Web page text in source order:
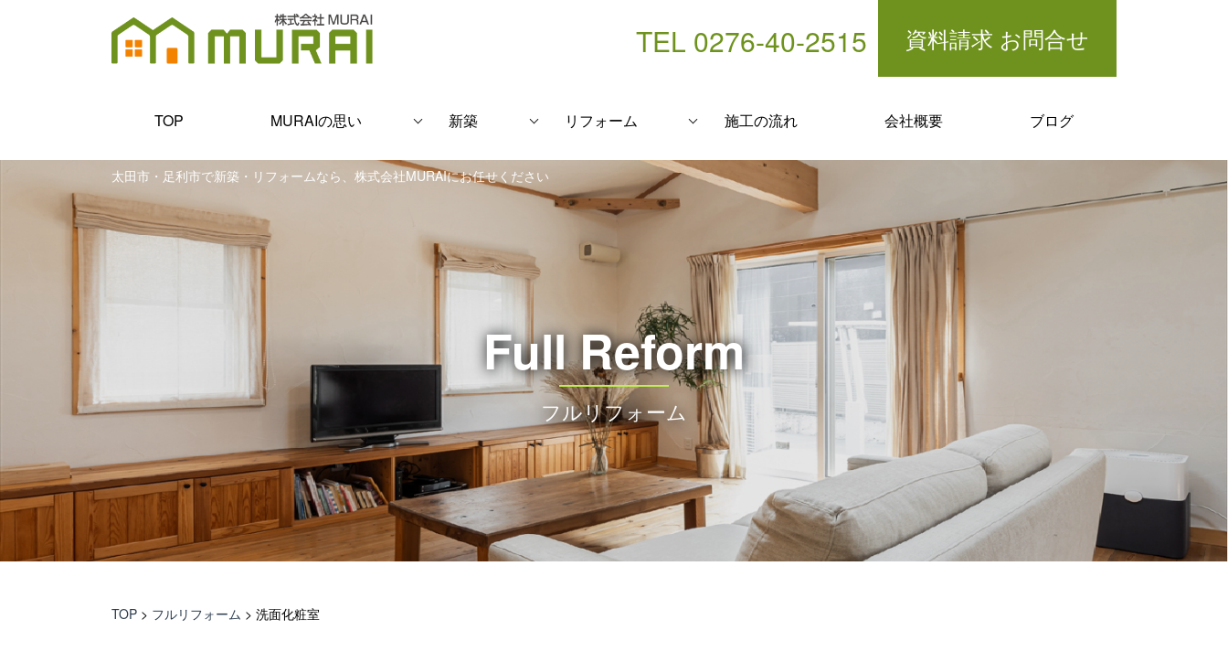
資料請求 お問合せ
TEL 0276-40-2515
TOP MURAIの思い 新築 リフォーム 施工の流れ 会社概要 ブログ
太田市・足利市で新築・リフォームなら、株式会社MURAIにお任せください
Full Reform
フルリフォーム
TOP > フルリフォーム > 洗面化粧室